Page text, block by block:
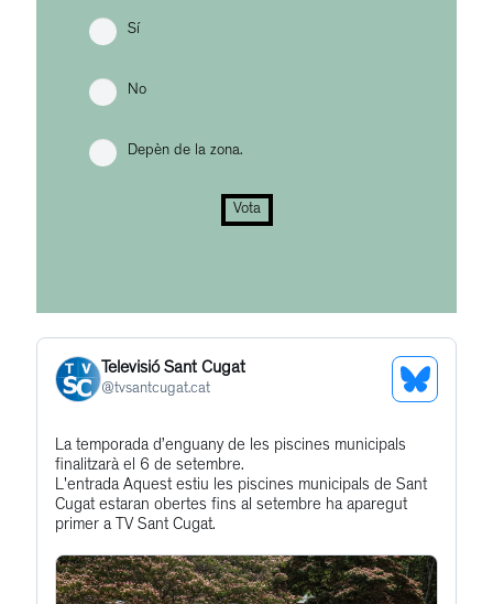
Sí
No
Depèn de la zona.
Vota
Televisió Sant Cugat
@tvsantcugat.cat
See
Get
to
this
post
La temporada d’enguany de les piscines municipals
finalitzarà el 6 de setembre.
L'entrada Aquest estiu les piscines municipals de Sant
Cugat estaran obertes fins al setembre ha aparegut
primer a TV Sant Cugat.